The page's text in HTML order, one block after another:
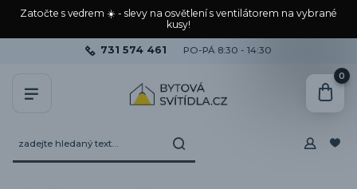
Zatočte s vedrem ☀️ - slevy na osvětlení s ventilátorem na vybrané
kusy!
731 574 461 PO-PÁ 8:30 - 14:30
0